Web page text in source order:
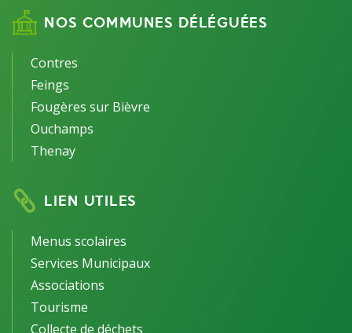
NOS COMMUNES DÉLÉGUÉES
Contres
Feings
Fougères sur Bièvre
Ouchamps
Thenay
LIEN UTILES
Menus scolaires
Services Municipaux
Associations
Tourisme
Collecte de déchets